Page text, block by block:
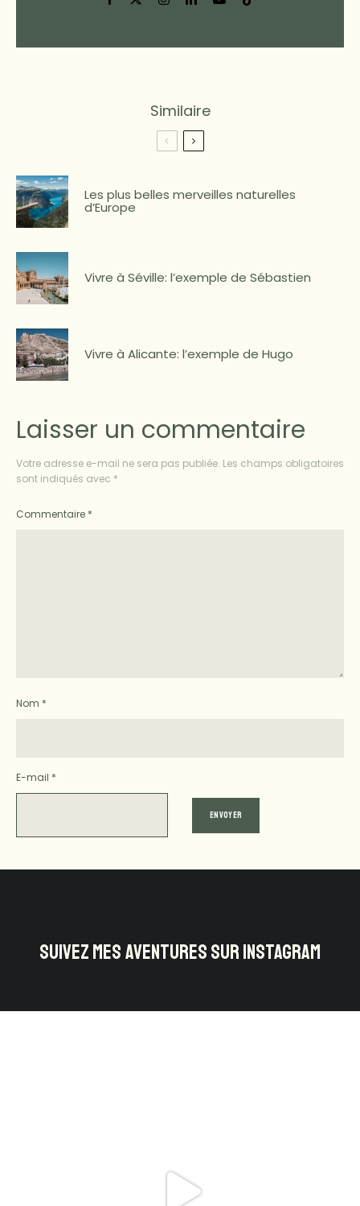
Similaire
Les plus belles merveilles naturelles
d’Europe
Vivre à Séville: l’exemple de Sébastien
Vivre à Alicante: l’exemple de Hugo
Laisser un commentaire
Votre adresse e-mail ne sera pas publiée. Les champs obligatoires
sont indiqués avec *
Commentaire *
Nom *
E-mail *
SUIVEZ MES AVENTURES SUR INSTAGRAM